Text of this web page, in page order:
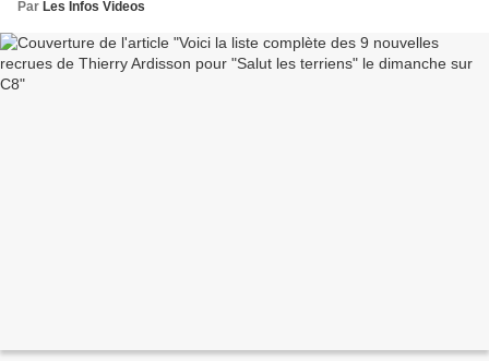
Par Les Infos Videos